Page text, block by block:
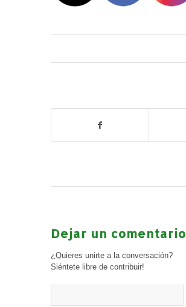
Dejar un comentario
¿Quieres unirte a la conversación?
Siéntete libre de contribuir!